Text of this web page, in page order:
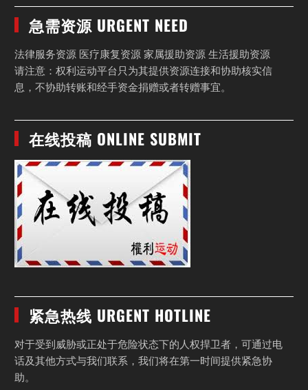
急需资源 URGENT NEED
法律服务资源 医疗康复资源 家属援助资源 生活援助资源
请注意：权利运动平台只为其提供资源连接和协助核实信
息，不协助转账和经手资金捐赠或者转赠事宜。
在线投稿 ONLINE SUBMIT
紧急热线 URGENT HOTLINE
对于受到威胁或正处于危险状态下的人权捍卫者，可通过电
话及其他方式与我们联系，我们将在第一时间提供紧急协
助。